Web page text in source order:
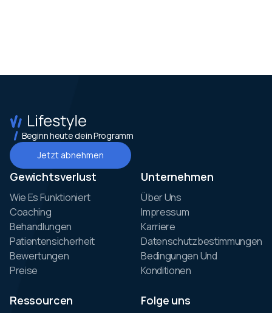
Beginn heute dein Programm
Jetzt abnehmen
Gewichtsverlust
Wie Es Funktioniert
Coaching
Behandlungen
Patientensicherheit
Bewertungen
Preise
Unternehmen
Über Uns
Impressum
Karriere
Datenschutzbestimmungen
Bedingungen Und
Konditionen
Ressourcen Folge uns